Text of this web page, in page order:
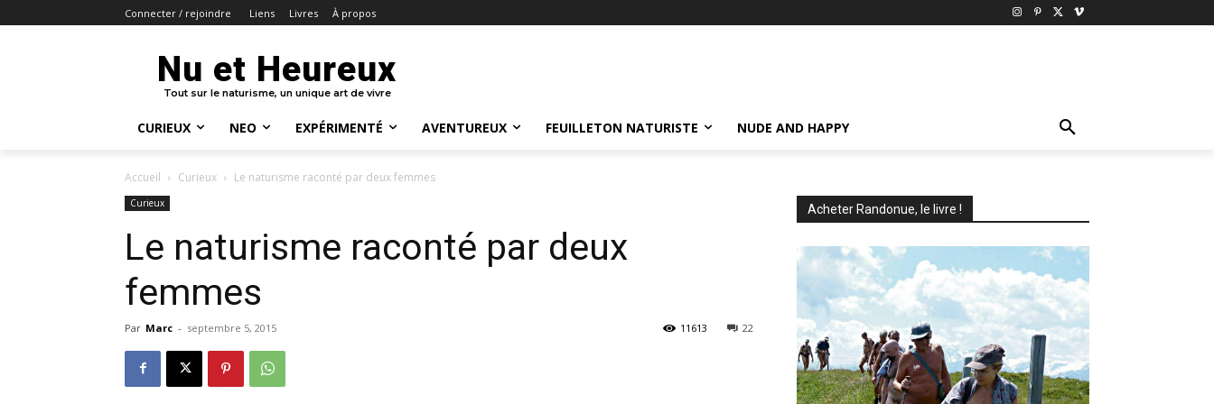
Connecter / rejoindre Liens Livres À propos
Nu et Heureux
Tout sur le naturisme, un unique art de vivre
CURIEUX NEO EXPÉRIMENTÉ AVENTUREUX FEUILLETON NATURISTE NUDE AND HAPPY
Accueil Curieux Le naturisme raconté par deux femmes
Curieux
Le naturisme raconté par deux
femmes
Par Marc - septembre 5, 2015 22
11613
Acheter Randonue, le livre !